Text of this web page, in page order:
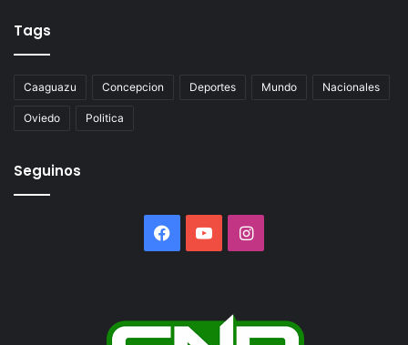
Tags
Caaguazu Concepcion Deportes Mundo Nacionales
Oviedo Politica
Seguinos
Facebook
YouTubeInstagram